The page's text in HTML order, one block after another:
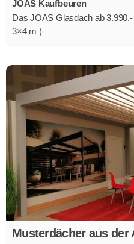
JOAS Kaufbeuren
Das JOAS Glasdach ab
3×4 m )
Musterdächer aus der